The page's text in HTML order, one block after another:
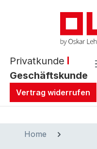
Privatkunde
Geschäftskunde
Vertrag widerrufen
Home